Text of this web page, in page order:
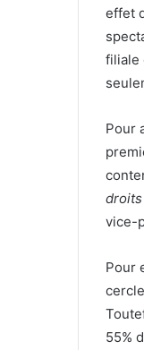
effet
filiale
Pour
droits
vice-
Pour
55%